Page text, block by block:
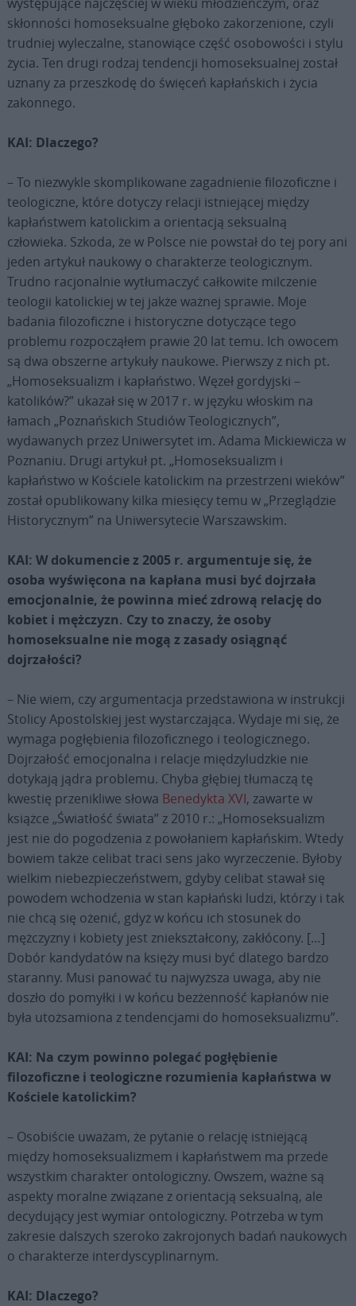
skłonności homoseksualne głęboko zakorzenione, czyli
trudniej wyleczalne, stanowiące część osobowości i stylu
życia. Ten drugi rodzaj tendencji homoseksualnej został
uznany za przeszkodę do święceń kapłańskich i życia
zakonnego.
KAI: Dlaczego?
– To niezwykle skomplikowane zagadnienie filozoficzne i
teologiczne, które dotyczy relacji istniejącej między
kapłaństwem katolickim a orientacją seksualną
człowieka. Szkoda, że w Polsce nie powstał do tej pory ani
jeden artykuł naukowy o charakterze teologicznym.
Trudno racjonalnie wytłumaczyć całkowite milczenie
teologii katolickiej w tej jakże ważnej sprawie. Moje
badania filozoficzne i historyczne dotyczące tego
problemu rozpocząłem prawie 20 lat temu. Ich owocem
są dwa obszerne artykuły naukowe. Pierwszy z nich pt.
„Homoseksualizm i kapłaństwo. Węzeł gordyjski –
katolików?” ukazał się w 2017 r. w języku włoskim na
łamach „Poznańskich Studiów Teologicznych”,
wydawanych przez Uniwersytet im. Adama Mickiewicza w
Poznaniu. Drugi artykuł pt. „Homoseksualizm i
kapłaństwo w Kościele katolickim na przestrzeni wieków”
został opublikowany kilka miesięcy temu w „Przeglądzie
Historycznym” na Uniwersytecie Warszawskim.
KAI: W dokumencie z 2005 r. argumentuje się, że
osoba wyświęcona na kapłana musi być dojrzała
emocjonalnie, że powinna mieć zdrową relację do
kobiet i mężczyzn. Czy to znaczy, że osoby
homoseksualne nie mogą z zasady osiągnąć
dojrzałości?
– Nie wiem, czy argumentacja przedstawiona w instrukcji
Stolicy Apostolskiej jest wystarczająca. Wydaje mi się, że
wymaga pogłębienia filozoficznego i teologicznego.
Dojrzałość emocjonalna i relacje międzyludzkie nie
dotykają jądra problemu. Chyba głębiej tłumaczą tę
kwestię przenikliwe słowa Benedykta XVI, zawarte w
książce „Światłość świata” z 2010 r.: „Homoseksualizm
jest nie do pogodzenia z powołaniem kapłańskim. Wtedy
bowiem także celibat traci sens jako wyrzeczenie. Byłoby
wielkim niebezpieczeństwem, gdyby celibat stawał się
powodem wchodzenia w stan kapłański ludzi, którzy i tak
nie chcą się ożenić, gdyż w końcu ich stosunek do
mężczyzny i kobiety jest zniekształcony, zakłócony. […]
Dobór kandydatów na księży musi być dlatego bardzo
staranny. Musi panować tu najwyższa uwaga, aby nie
doszło do pomyłki i w końcu bezżenność kapłanów nie
była utożsamiona z tendencjami do homoseksualizmu”.
KAI: Na czym powinno polegać pogłębienie
filozoficzne i teologiczne rozumienia kapłaństwa w
Kościele katolickim?
– Osobiście uważam, że pytanie o relację istniejącą
między homoseksualizmem i kapłaństwem ma przede
wszystkim charakter ontologiczny. Owszem, ważne są
aspekty moralne związane z orientacją seksualną, ale
decydujący jest wymiar ontologiczny. Potrzeba w tym
zakresie dalszych szeroko zakrojonych badań naukowych
o charakterze interdyscyplinarnym.
KAI: Dlaczego?